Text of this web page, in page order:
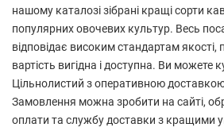
нашому каталозі зібрані кращі сорти
популярних овочевих культур. Весь
відповідає високим стандартам якості,
вартість вигідна і доступна. Ви можете
Цільнолистий з оперативною доставкою
Замовлення можна зробити на сайті,
оплати та службу доставки з кращими